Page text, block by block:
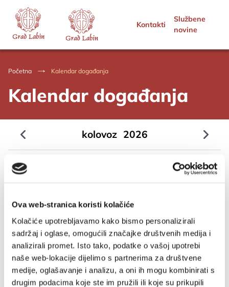
Ova web-stranica koristi kolačiće
Kolačiće upotrebljavamo kako bismo personalizirali
sadržaj i oglase, omogućili značajke društvenih medija i
analizirali promet. Isto tako, podatke o vašoj upotrebi
naše web-lokacije dijelimo s partnerima za društvene
medije, oglašavanje i analizu, a oni ih mogu kombinirati s
drugim podacima koje ste im pružili ili koje su prikupili
Kontakti
Službene
novine
Početna Kalendar događanja
Kalendar događanja
kolovoz 2026
02.08.
KONCERT GRADSKOG ORKESTRA LABIN U STAROM GRADU
Labin stari grad - Titov trg